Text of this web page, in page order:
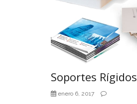
Soportes Rígidos
enero 6, 2017